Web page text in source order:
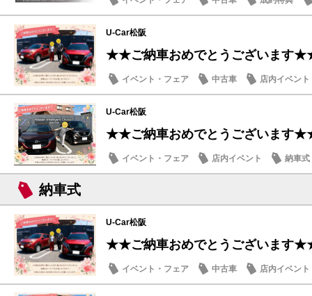
U-Car松阪
★★ご納車おめでとうございます
イベント・フェア 中古車 店内イベント
U-Car松阪
★★ご納車おめでとうございます
イベント・フェア 店内イベント 納車式
納車式
U-Car松阪
★★ご納車おめでとうございます
イベント・フェア 中古車 店内イベント